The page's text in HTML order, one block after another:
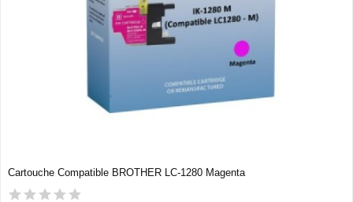
Cartouche Compatible BROTHER LC-1280 Magenta